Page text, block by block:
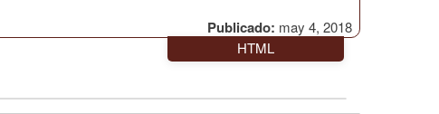
Publicado: may 4, 2018
HTML